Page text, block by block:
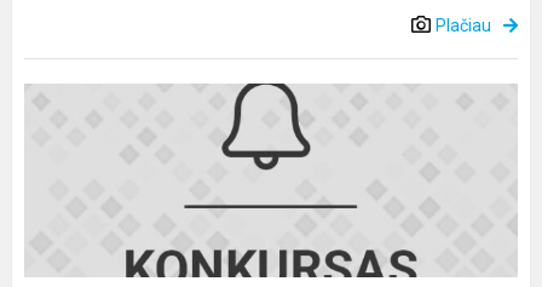
Plačiau
Alytaus